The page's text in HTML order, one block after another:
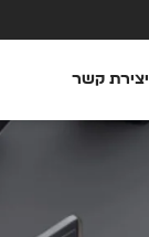
יצירת קשר